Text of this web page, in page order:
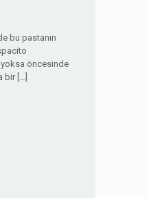
bu pastanın
yoksa öncesinde
bir […]